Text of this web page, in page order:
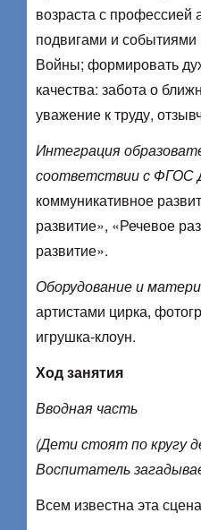
возраста с профессией
подвигами и
Войны; формировать
качества: забота о
уважение к труду,
Интеграция
соответствии с ФГОС
коммуникативное
развитие», «Речевое
развитие».
Оборудование и
артистами цирка,
игрушка-клоун.
Ход занятия
Вводная часть
(Дети стоят по кругу
Воспитатель
Всем известна эта